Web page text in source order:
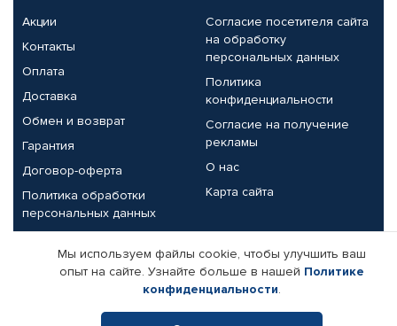
Акции
Контакты
Оплата
Доставка
Обмен и возврат
Гарантия
Договор-оферта
Политика обработки
персональных данных
Согласие посетителя сайта
на обработку
персональных данных
Политика
конфиденциальности
Согласие на получение
рекламы
О нас
Карта сайта
Партнерам
Корпоративным клиентам
Поставщикам
Реквизиты компании
Мы используем файлы cookie, чтобы улучшить ваш
опыт на сайте. Узнайте больше в нашей Политике
конфиденциальности.